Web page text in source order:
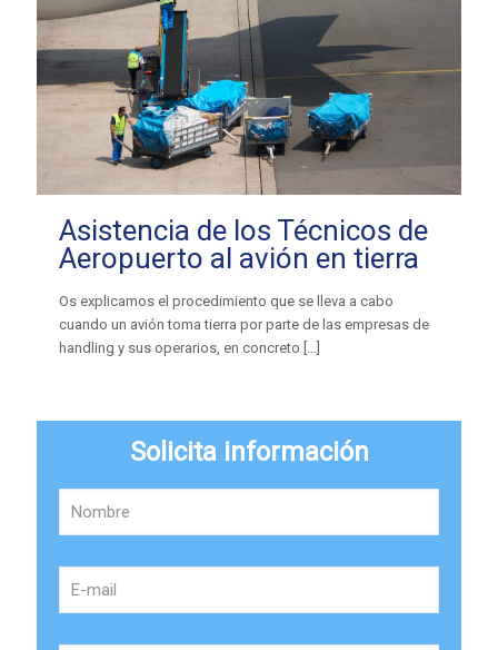
Asistencia de los Técnicos de
Aeropuerto al avión en tierra
Os explicamos el procedimiento que se lleva a cabo
cuando un avión toma tierra por parte de las empresas de
handling y sus operarios, en concreto
Solicita información